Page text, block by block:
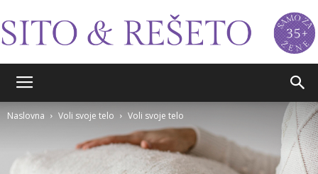
Naslovna Voli svoje telo Voli svoje telo